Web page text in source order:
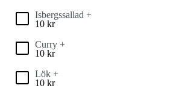
Isbergssallad +
10 kr
Curry +
10 kr
Lök +
10 kr